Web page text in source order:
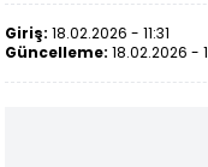
Giriş: 18.02.2026 - 11:31
Güncelleme: 18.02.2026 -